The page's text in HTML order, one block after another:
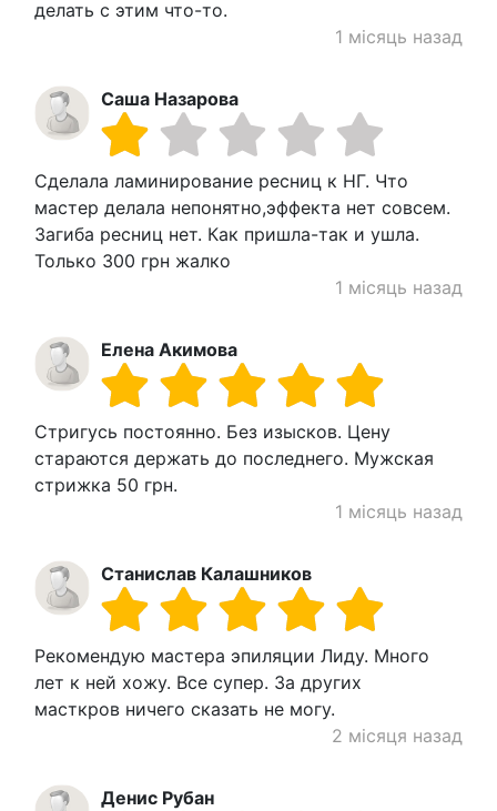
делать с этим что-то.
1 місяць назад
Саша Назарова
Сделала ламинирование ресниц к НГ. Что
мастер делала непонятно,эффекта нет совсем.
Загиба ресниц нет. Как пришла-так и ушла.
Только 300 грн жалко
1 місяць назад
Елена Акимова
Стригусь постоянно. Без изысков. Цену
стараются держать до последнего. Мужская
стрижка 50 грн.
1 місяць назад
Станислав Калашников
Рекомендую мастера эпиляции Лиду. Много
лет к ней хожу. Все супер. За других
масткров ничего сказать не могу.
2 місяця назад
Денис Рубан